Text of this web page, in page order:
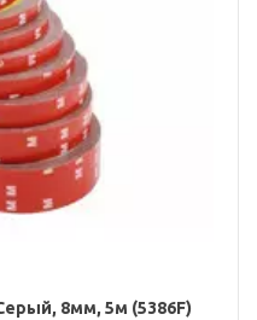
8мм, 5м (5386F)